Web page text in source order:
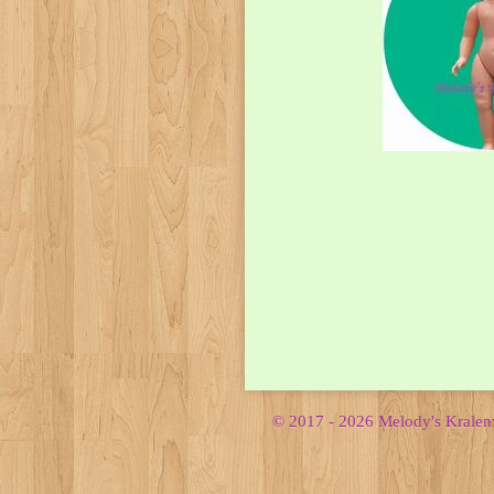
© 2017 - 2026 Melody's